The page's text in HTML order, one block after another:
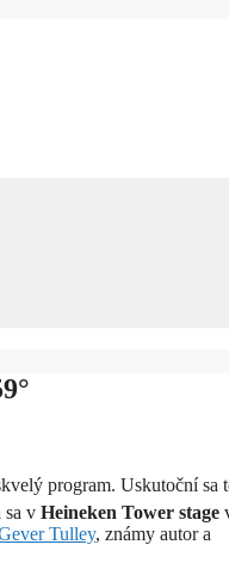
program. Uskutoční sa
sa v Heineken Tower stage
Tulley, známy autor a